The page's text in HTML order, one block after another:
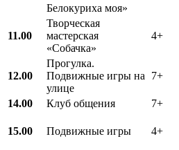
Белокуриха моя»
11.00
Творческая
мастерская
«Собачка»
4+
12.00
Прогулка.
Подвижные игры на
улице
7+
14.00
Клуб общения 7+
15.00 Подвижные игры 4+